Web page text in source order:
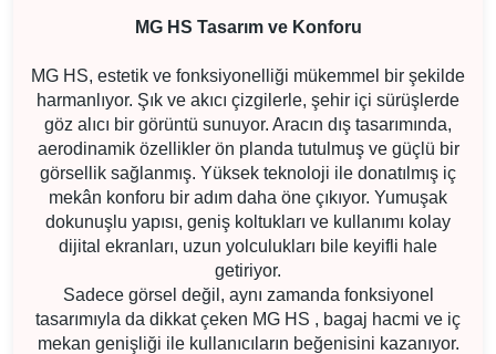
MG HS Tasarım ve Konforu
MG HS, estetik ve fonksiyonelliği mükemmel bir şekilde
harmanlıyor. Şık ve akıcı çizgilerle, şehir içi sürüşlerde
göz alıcı bir görüntü sunuyor. Aracın dış tasarımında,
aerodinamik özellikler ön planda tutulmuş ve güçlü bir
görsellik sağlanmış. Yüksek teknoloji ile donatılmış iç
mekân konforu bir adım daha öne çıkıyor. Yumuşak
dokunuşlu yapısı, geniş koltukları ve kullanımı kolay
dijital ekranları, uzun yolculukları bile keyifli hale
getiriyor.
Sadece görsel değil, aynı zamanda fonksiyonel
tasarımıyla da dikkat çeken MG HS , bagaj hacmi ve iç
mekan genişliği ile kullanıcıların beğenisini kazanıyor.